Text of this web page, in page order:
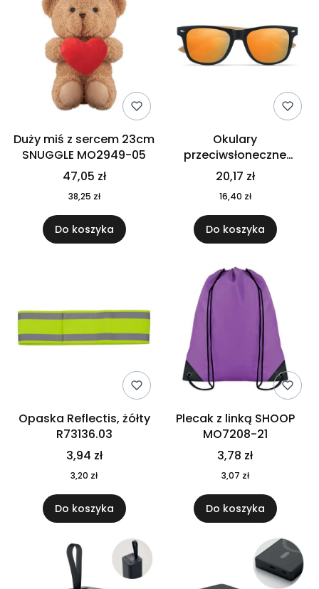
Duży miś z sercem 23cm
SNUGGLE MO2949-05
47,05 zł
38,25 zł
Do koszyka
Okulary
przeciwsłoneczne
CALIFORNIA TOUCH
MO9617-10
20,17 zł
16,40 zł
Do koszyka
Opaska Reflectis, żółty
R73136.03
3,94 zł
3,20 zł
Do koszyka
Plecak z linką SHOOP
MO7208-21
3,78 zł
3,07 zł
Do koszyka